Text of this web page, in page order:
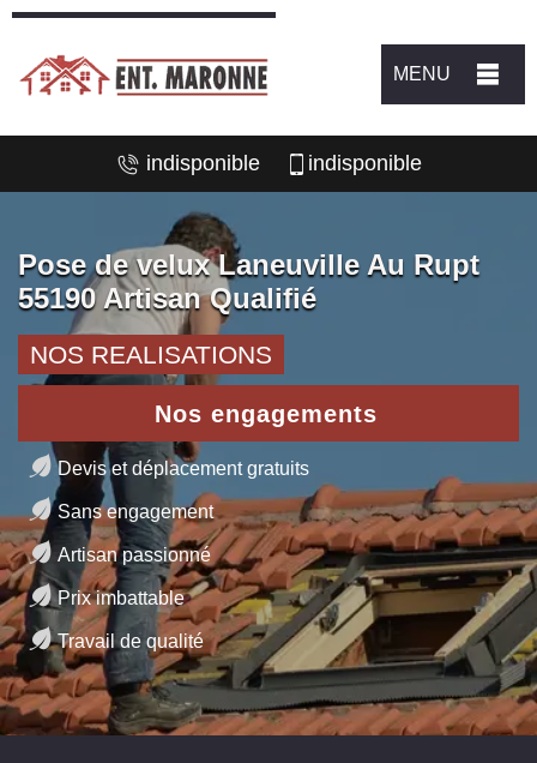
MENU
indisponible indisponible
Pose de velux Laneuville Au Rupt
55190 Artisan Qualifié
NOS REALISATIONS
Nos engagements
Devis et déplacement gratuits
Sans engagement
Artisan passionné
Prix imbattable
Travail de qualité